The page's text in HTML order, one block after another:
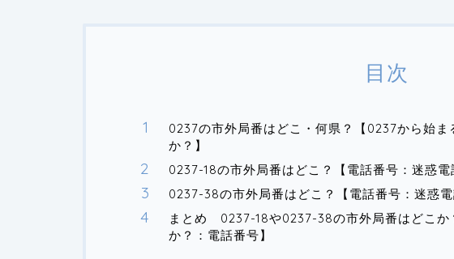
目次
0237の市外局番はどこ・何県？【0237から始
か？】
0237-18の市外局番はどこ？【電話番号：迷惑電
0237-38の市外局番はどこ？【電話番号：迷惑電
まとめ 0237-18や0237-38の市外局番はどこか
か？：電話番号】